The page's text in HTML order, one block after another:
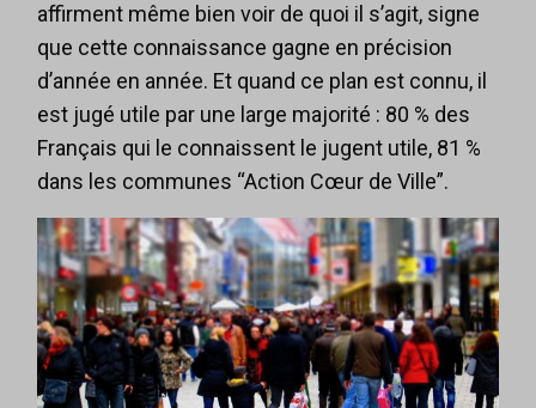
affirment même bien voir de quoi il s’agit, signe
que cette connaissance gagne en précision
d’année en année. Et quand ce plan est connu, il
est jugé utile par une large majorité : 80 % des
Français qui le connaissent le jugent utile, 81 %
dans les communes “Action Cœur de Ville”.